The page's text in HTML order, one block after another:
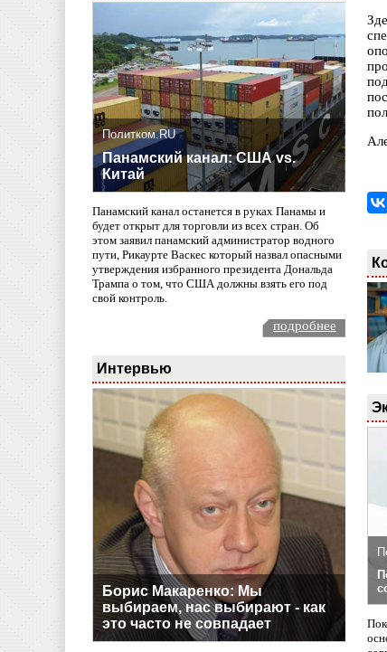
Политком.RU
Панамский канал: США vs.
Китай
Панамский канал останется в руках Панамы и
будет открыт для торговли из всех стран. Об
этом заявил панамский администратор водного
пути, Рикаурте Васкес который назвал опасными
утверждения избранного президента Дональда
Трампа о том, что США должны взять его под
свой контроль.
подробнее
Интервью
Борис Макаренко: Мы
выбираем, нас выбирают - как
это часто не совпадает